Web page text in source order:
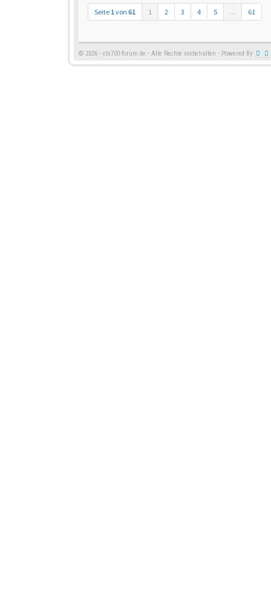
Seite 1von 61 1 2 3 4 5 ... 61
© 2026 - ctx700-forum.de - Alle Rechte vorbehalten - Powered By